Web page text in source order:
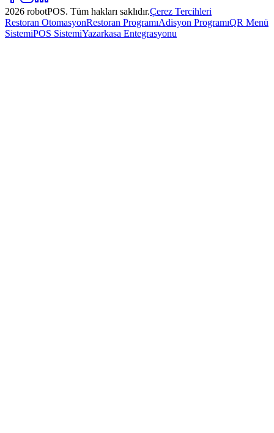
2026 robotPOS. Tüm hakları saklıdır.Çerez Tercihleri
Restoran OtomasyonRestoran ProgramıAdisyon ProgramıQR Menü
SistemiPOS SistemiYazarkasa Entegrasyonu